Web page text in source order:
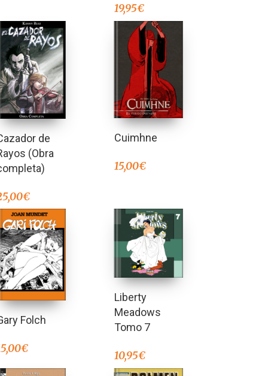
19,95€
de
(Obra
€
Cuimhne
15,00€
Folch
€
Liberty
Meadows
Tomo 7
10,95€